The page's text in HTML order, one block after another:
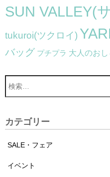
SUN VALLEY(
tukuroi(ツクロイ)
バッグ プチプラ 大人のお
カテゴリー
SALE・フェア
イベント